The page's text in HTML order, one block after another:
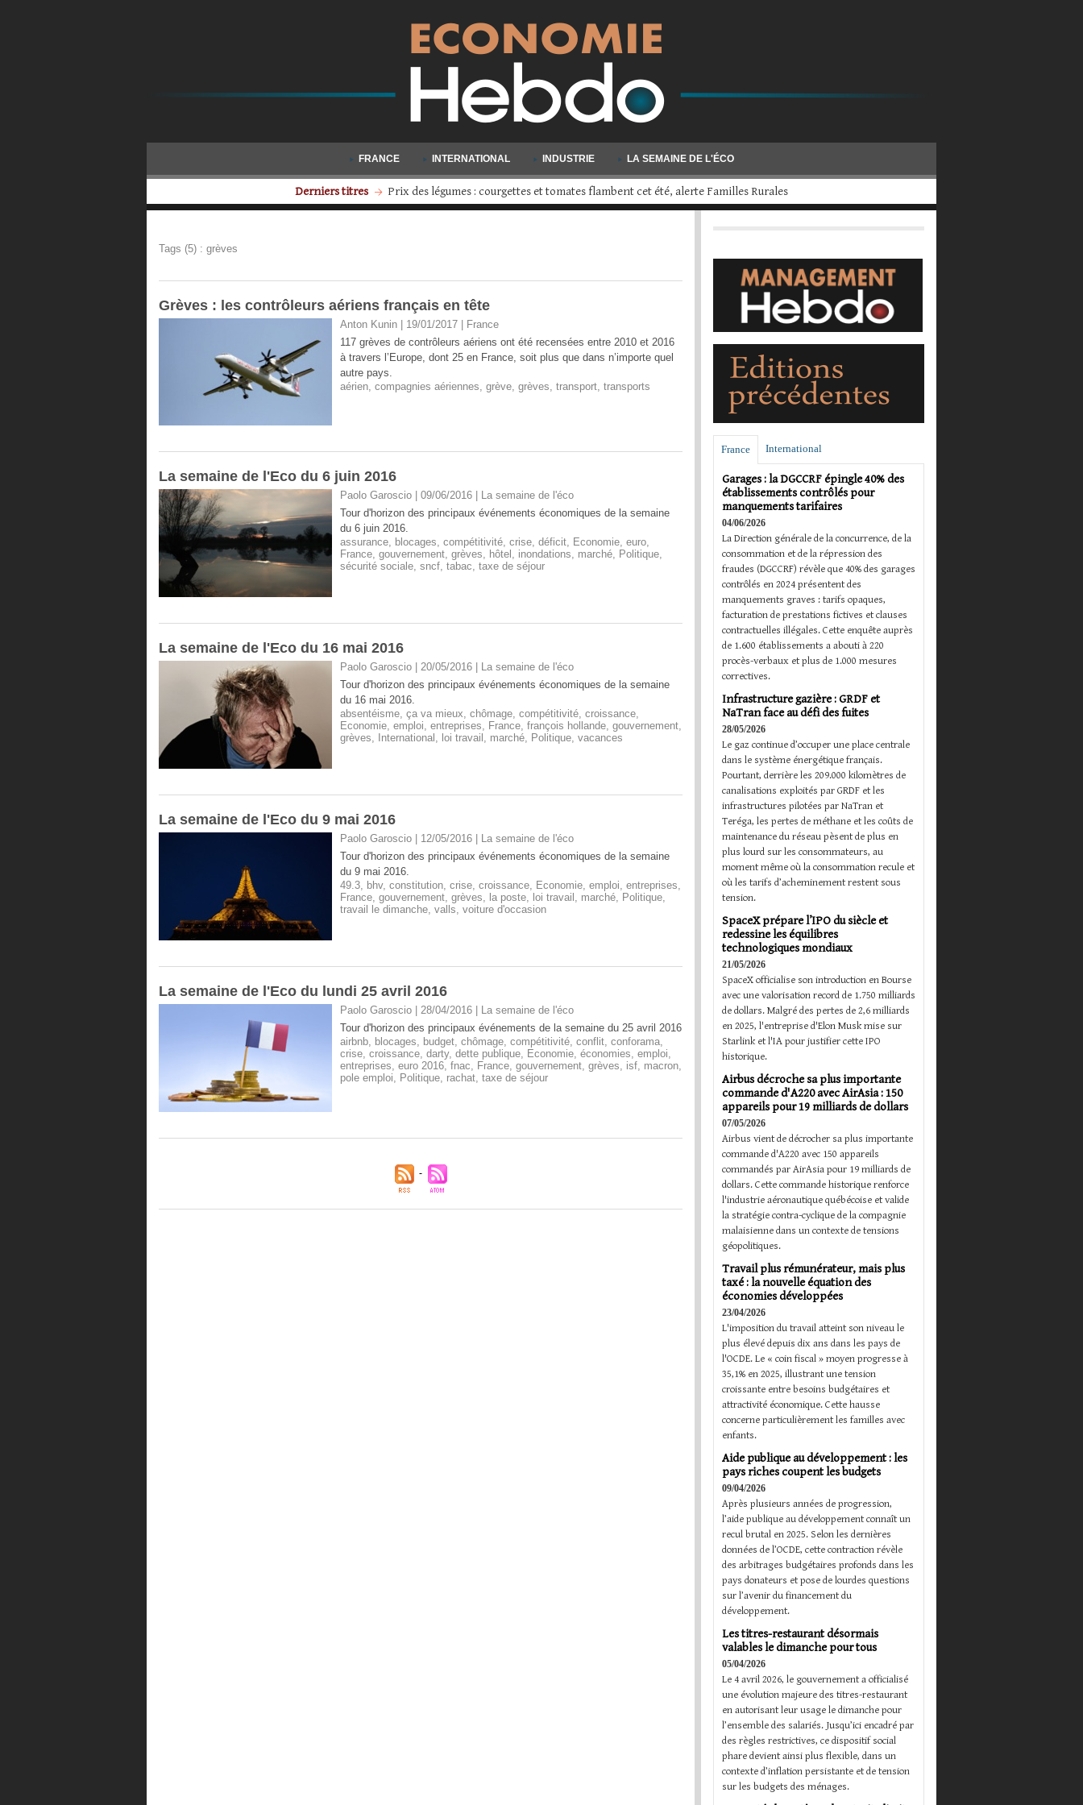
FRANCE INTERNATIONAL INDUSTRIE LA SEMAINE DE L'ÉCO
Derniers titres Volkswagen engage une restructuration d'ampleur : quatre usines devraient fermer
Tags (5) : grèves
Grèves : les contrôleurs aériens français en tête
Anton Kunin | 19/01/2017
France
117 grèves de contrôleurs aériens ont été recensées entre 2010 et 2016
à travers l’Europe, dont 25 en France, soit plus que dans n’importe quel
autre pays.
aérien, compagnies aériennes, grève, grèves, transport, transports
La semaine de l'Eco du 6 juin 2016
Paolo Garoscio | 09/06/2016
La semaine de l'éco
Tour d'horizon des principaux événements économiques de la semaine
du 6 juin 2016.
assurance, blocages, compétitivité, crise, déficit, Economie, euro,
France, gouvernement, grèves, hôtel , inondations, marché, Politique,
sécurité sociale, sncf, tabac, taxe de séjour
La semaine de l'Eco du 16 mai 2016
Paolo Garoscio | 20/05/2016
La semaine de l'éco
Tour d'horizon des principaux événements économiques de la semaine
du 16 mai 2016.
absentéisme, ça va mieux, chômage, compétitivité, croissance,
Economie, emploi, entreprises, France, françois hollande, gouvernement,
grèves, International , loi travail , marché, Politique, vacances
La semaine de l'Eco du 9 mai 2016
Paolo Garoscio | 12/05/2016
La semaine de l'éco
Tour d'horizon des principaux événements économiques de la semaine
du 9 mai 2016.
49.3, bhv, constitution, crise, croissance, Economie, emploi, entreprises,
France, gouvernement, grèves, la poste, loi travail , marché, Politique,
travail le dimanche, valls, voiture d'occasion
La semaine de l'Eco du lundi 25 avril 2016
Paolo Garoscio | 28/04/2016
La semaine de l'éco
Tour d'horizon des principaux événements de la semaine du 25 avril 2016
airbnb, blocages, budget, chômage, compétitivité, conflit, conforama,
crise, croissance, darty, dette publique, Economie, économies, emploi,
entreprises, euro 2016, fnac, France, gouvernement, grèves, isf, macron,
pole emploi, Politique, rachat, taxe de séjour
France International
Garages : la DGCCRF épingle 40% des
établissements contrôlés pour
manquements tarifaires
04/06/2026
La Direction générale de la concurrence, de la
consommation et de la répression des
fraudes (DGCCRF) révèle que 40% des garages
contrôlés en 2024 présentent des
manquements graves : tarifs opaques,
facturation de prestations fictives et clauses
contractuelles illégales. Cette enquête auprès
de 1.600 établissements a abouti à 220
procès-verbaux et plus de 1.000 mesures
correctives.
Infrastructure gazière : GRDF et
NaTran face au défi des fuites
28/05/2026
Le gaz continue d’occuper une place centrale
dans le système énergétique français.
Pourtant, derrière les 209.000 kilomètres de
canalisations exploités par GRDF et les
infrastructures pilotées par NaTran et
Teréga, les pertes de méthane et les coûts de
maintenance du réseau pèsent de plus en
plus lourd sur les consommateurs, au
moment même où la consommation recule et
où les tarifs d’acheminement restent sous
tension.
SpaceX prépare l’IPO du siècle et
redessine les équilibres
technologiques mondiaux
21/05/2026
SpaceX officialise son introduction en Bourse
avec une valorisation record de 1.750 milliards
de dollars. Malgré des pertes de 2,6 milliards
en 2025, l'entreprise d'Elon Musk mise sur
Starlink et l'IA pour justifier cette IPO
historique.
Airbus décroche sa plus importante
commande d'A220 avec AirAsia : 150
appareils pour 19 milliards de dollars
07/05/2026
Airbus vient de décrocher sa plus importante
commande d'A220 avec 150 appareils
commandés par AirAsia pour 19 milliards de
dollars. Cette commande historique renforce
l'industrie aéronautique québécoise et valide
la stratégie contra-cyclique de la compagnie
malaisienne dans un contexte de tensions
géopolitiques.
Travail plus rémunérateur, mais plus
taxé : la nouvelle équation des
économies développées
23/04/2026
L'imposition du travail atteint son niveau le
plus élevé depuis dix ans dans les pays de
l'OCDE. Le « coin fiscal » moyen progresse à
35,1% en 2025, illustrant une tension
croissante entre besoins budgétaires et
attractivité économique. Cette hausse
concerne particulièrement les familles avec
enfants.
Aide publique au développement : les
pays riches coupent les budgets
09/04/2026
Après plusieurs années de progression,
l’aide publique au développement connaît un
recul brutal en 2025. Selon les dernières
données de l’OCDE, cette contraction révèle
des arbitrages budgétaires profonds dans les
pays donateurs et pose de lourdes questions
sur l’avenir du financement du
développement.
Les titres-restaurant désormais
valables le dimanche pour tous
05/04/2026
Le 4 avril 2026, le gouvernement a officialisé
une évolution majeure des titres-restaurant
en autorisant leur usage le dimanche pour
l’ensemble des salariés. Jusqu’ici encadré par
des règles restrictives, ce dispositif social
phare devient ainsi plus flexible, dans un
contexte d’inflation persistante et de tension
sur les budgets des ménages.